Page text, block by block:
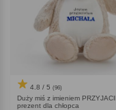
4.8 / 5 (96)
Duży miś z imieniem
prezent dla chłopca